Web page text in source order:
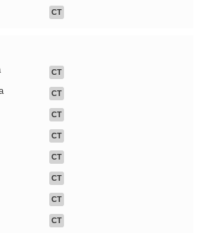
CT
CT
CT
CT
CT
CT
CT
CT
CT